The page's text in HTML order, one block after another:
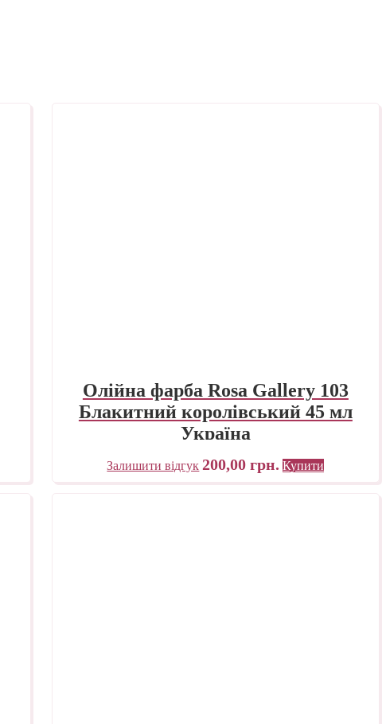
Олійна фарба Rosa Gallery 103
Блакитний королівський 45 мл
Україна
Залишити відгук 200,00грн. Купити